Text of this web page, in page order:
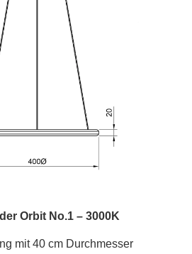
Orbit No.1 – 3000K
mit 40 cm Durchmesser